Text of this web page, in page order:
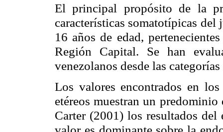
El principal propósito de la
características somatotípicas del
16 años de edad,
Región Capital. Se han
venezolanos desde las
Los valores encontrados en
etéreos muestran un
Carter (2001) los resultados